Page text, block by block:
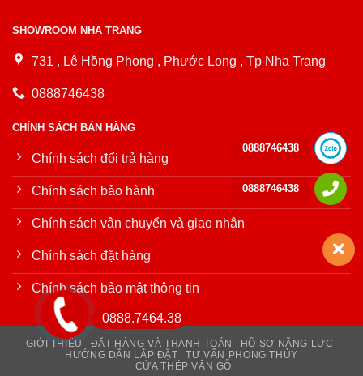
SHOWROOM NHA TRANG
731 , Lê Hồng Phong , Phước Long , Tp Nha Trang
0888746438
CHÍNH SÁCH BÁN HÀNG
Chính sách đổi trả hàng
Chính sách bảo hành
Chính sách vận chuyển và giao nhận
Chính sách đặt hàng
Chính sách bảo mật thông tin
GIỚI THIỆU ĐẶT HÀNG VÀ THANH TOÁN
HỒ SƠ NĂNG LỰC
HƯỚNG DẪN LẮP ĐẶT
TƯ VẤN PHONG THỦY
CỬA THÉP VÂN GỖ
0888.7464.38
0888746438
0888746438